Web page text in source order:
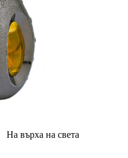
На върха на света